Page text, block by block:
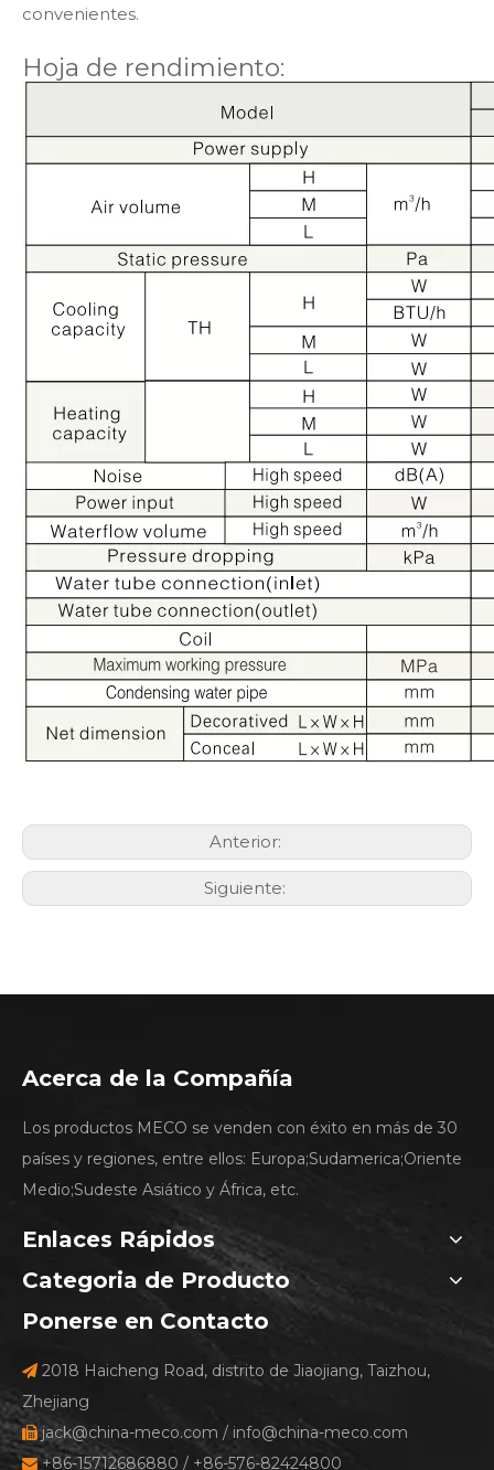
convenientes.
Hoja de rendimiento:
Anterior:
Siguiente:
Acerca de la Compañía
Los productos MECO se venden con éxito en más de 30
países y regiones, entre ellos: Europa;Sudamerica;Oriente
Medio;Sudeste Asiático y África, etc.
Enlaces Rápidos
Categoria de Producto
Ponerse en Contacto
 2018 Haicheng Road, distrito de Jiaojiang, Taizhou,
Zhejiang
 jack@china-meco.com / info@china-meco.com
+86-15712686880 / +86-576-82424800